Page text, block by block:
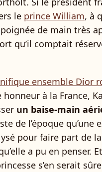
le prince William, à
de main très
qu’il comptait
ensemble Dior
à la France,
un baise-main
de l’époque
pour faire part de
a pu en penser.
s’en serait